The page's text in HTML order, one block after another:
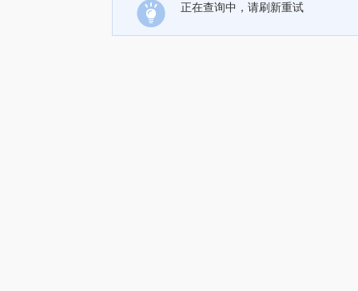
正在查询中，请刷新重试